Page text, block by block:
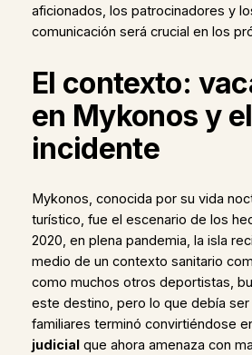
aficionados, los patrocinadores y
comunicación será crucial en los
El contexto:
en Mykonos y el
incidente
Mykonos, conocida por su vida
turístico, fue el escenario de los
2020, en plena pandemia, la isla
medio de un contexto sanitario
como muchos otros deportistas,
este destino, pero lo que debía ser
familiares terminó convirtiéndose
judicialque ahora amenaza con